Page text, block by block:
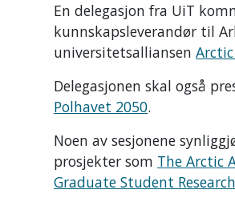
En delegasjon fra UiT
kunnskapsleverandør til
universitetsalliansen
Delegasjonen skal også
Polhavet 2050.
Noen av sesjonene
prosjekter som The Arctic
Graduate Student